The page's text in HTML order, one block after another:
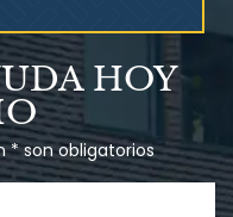
HOY
* son obligatorios